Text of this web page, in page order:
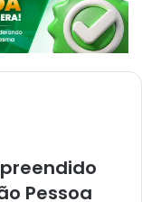
Pessoa